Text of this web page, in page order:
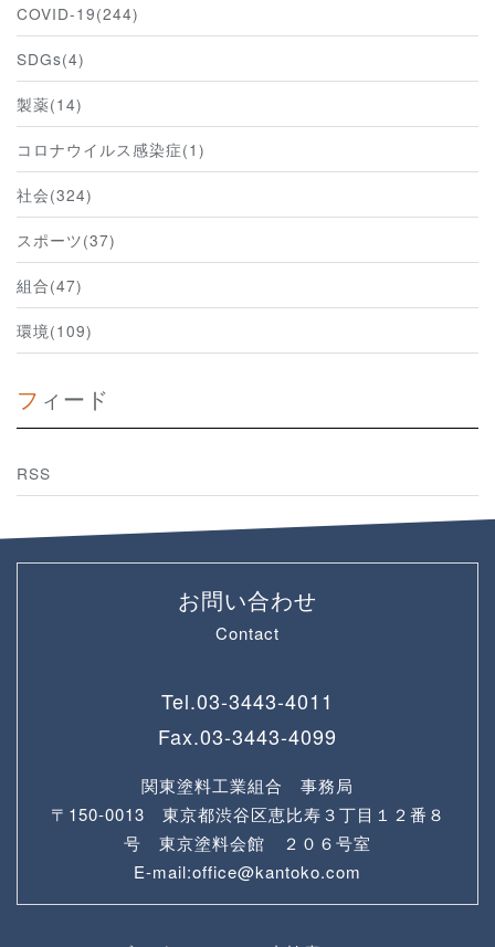
COVID-19(244)
SDGs(4)
製薬(14)
コロナウイルス感染症(1)
社会(324)
スポーツ(37)
組合(47)
環境(109)
フィード
RSS
お問い合わせ
Contact
Tel.03-3443-4011
Fax.03-3443-4099
関東塗料工業組合 事務局
〒150-0013 東京都渋谷区恵比寿３丁目１２番８
号 東京塗料会館 ２０６号室
E-mail:office@kantoko.com